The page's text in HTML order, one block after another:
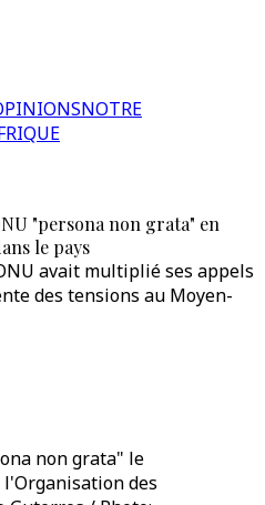
NOTRE
"persona non grata" en
le pays
avait multiplié ses appels
des tensions au Moyen-
non grata" le
des